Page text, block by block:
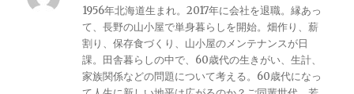
1956年北海道生まれ。2017年に会社を退職。縁あっ
て、長野の山小屋で単身暮らしを開始。畑作り、薪
割り、保存食づくり、山小屋のメンテナンスが日
課。田舎暮らしの中で、60歳代の生きがい、生計、
家族関係などの問題について考える。60歳代になっ